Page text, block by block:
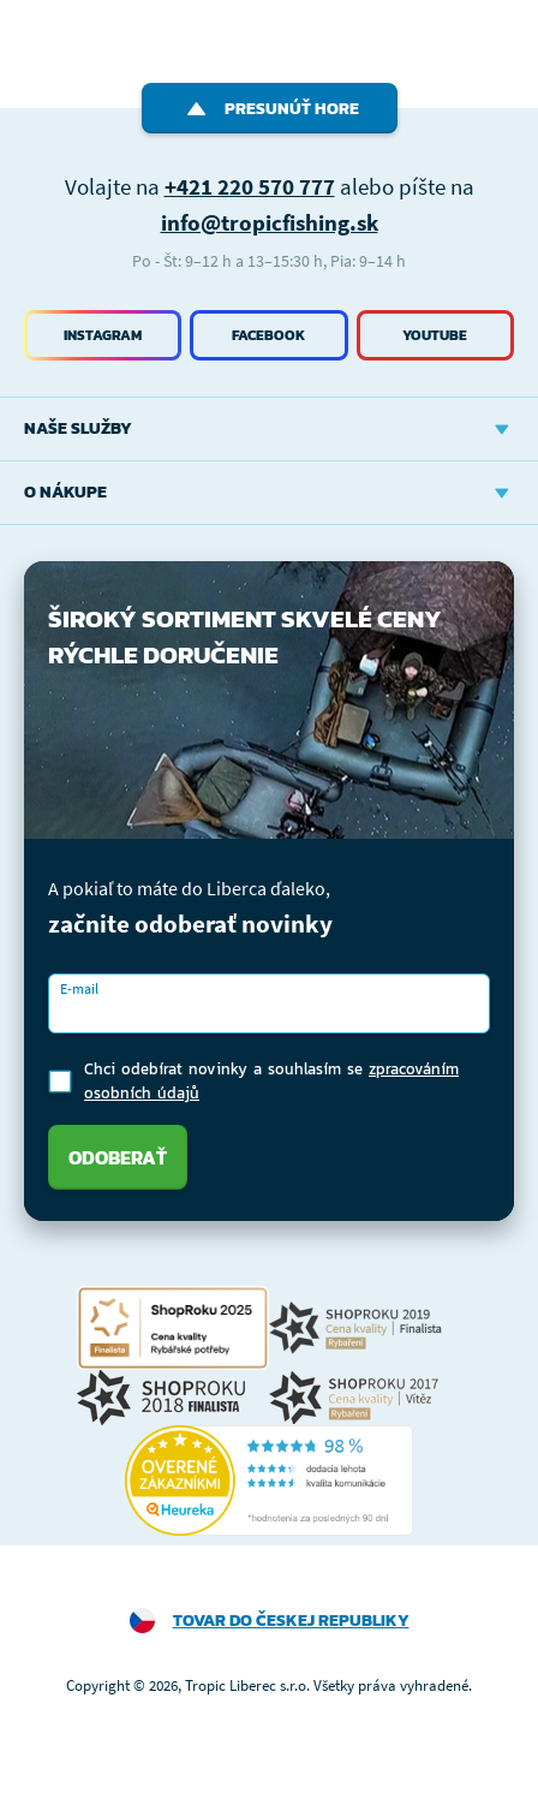
PRESUNÚŤ HORE
NAŠE SLUŽBY
O NÁKUPE
INSTAGRAM FACEBOOK YOUTUBE
Volajte na +421 220 570 777alebo píšte na
info@tropicfishing.sk
Po - Št: 9–12 h a 13–15:30 h, Pia: 9–14 h
ŠIROKÝ SORTIMENTSKVELÉ CENY
RÝCHLE DORUČENIE
A pokiaľ to máte do Liberca ďaleko,
začnite odoberať novinky
E-mail
Chci odebírat novinky a souhlasím se zpracováním
osobních údajů
ODOBERAŤ
TOVAR DO ČESKEJ REPUBLIKY
Copyright © 2026, Tropic Liberec s.r.o. Všetky práva vyhradené.